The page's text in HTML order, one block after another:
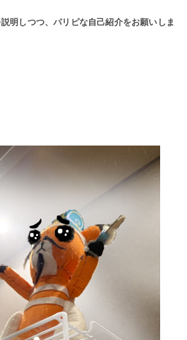
明しつつ、パリピな自己紹介をお願いしま